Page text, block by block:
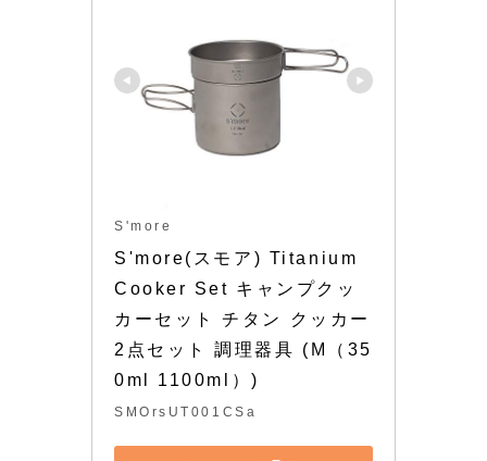
S'more
S'more(スモア) Titanium
Cooker Set キャンプクッ
カーセット チタン クッカー
2点セット 調理器具 (M（35
0ml 1100ml）)
SMOrsUT001CSa